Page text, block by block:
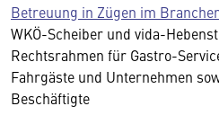
Betreuung in Zügen im
WKÖ-Scheiber und vida-
Rechtsrahmen für Gastro-
Fahrgäste und Unternehmen
Beschäftigte